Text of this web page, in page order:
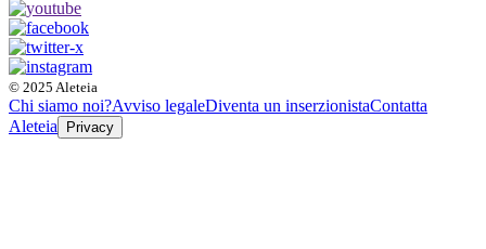
© 2025 Aleteia
Chi siamo noi?Avviso legaleDiventa un inserzionistaContatta
Aleteia
Privacy